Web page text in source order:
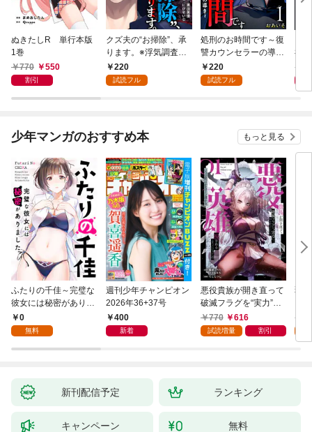
ぬきたしR 単行本版
1巻
770
550
割引
クズ夫の“お掃除”、承
ります。※浮気調査、
無料サービス付き 1巻
220
試読フル
処刑のお時間です～復
讐カウンセラーの導き
～ 1巻
220
試読フル
神
1巻
少年マンガのおすすめ本 もっと見る
ふたりの千佳～完璧な
彼女には秘密がありま
した(1)
0
無料
週刊少年チャンピオン
2026年36+37号
400
新着
悪役貴族が開き直って
破滅フラグを“実力”で
叩き折っていたら、い
つの間にかヒロイン達
770 616
試読増量 割引
弱
新刊配信予定 ランキング
キャンペーン 無料